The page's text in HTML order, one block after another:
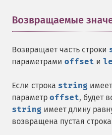
Возвращаемые
Возвращает часть строки
параметрами offset и
Если строка string
параметр offset, будет
string имеет длину
возвращена пустая